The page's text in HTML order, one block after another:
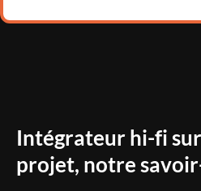
Intégrateur hi-fi
projet, notre